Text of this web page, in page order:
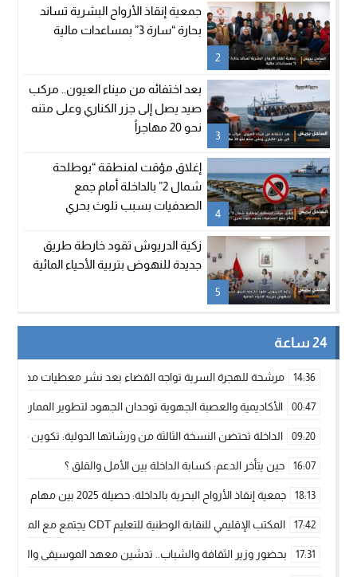
2
جمعية إنقاذ الأرواح البشرية تساند
بحارة “سارة 3” بمساعدات مالية
3
بعد اختفائه من ميناء العيون.. مركب
صيد يصل إلى جزر الكناري وعلى متنه
نحو 20 مهاجراً
4
إغلاق مؤقت لمنطقة “بوطلحة
شمال 2” بالداخلة أمام جمع
الصدفيات بسبب تلوث بحري
5
زكية الدريوش تقود خارطة طريق
جديدة للنهوض بتربية الأحياء المائية
24 ساعة
14:36 مرشحة للهجرة السرية تواجه القضاء بعد نشر معطيات مضللة
00:47 الأكاديمية والعصبة الجهوية توحدان الجهود لتطوير الممارسة
09:20 الداخلة تحتضن النسخة الثالثة من ورشاتها الدولية: تكوين
16:07 حين يتأخر الدعم: كسابة الداخلة بين الأمل والقلق ؟
18:13 جمعية إنقاذ الأرواح البحرية بالداخلة: حصيلة 2025 بين مهام الإنقاذ ومشروع “دار البحار”
17:42 المكتب الإقليمي للنقابة الوطنية للتعليم CDT يجتمع مع المدير الإقليمي لمناقشة ملفات جوهرية لنساء ورجال التعليم
17:31 بحضور وزير الثقافة والشباب.. تدشين معهد الموسيقى والفنون